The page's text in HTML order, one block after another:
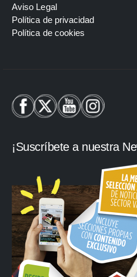
Aviso Legal
Política de privacidad
Política de cookies
¡Suscríbete a nuestra